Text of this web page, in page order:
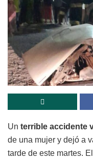
Un terrible accidente
de una mujer y dejó a
tarde de este martes.